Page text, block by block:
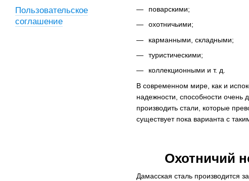
поварскими;
охотничьими;
карманными, складными;
туристическими;
коллекционными и т. д.
В современном мире, как и
надежности, способности очень
производить стали, которые
существует пока варианта с
Охотничий
Дамасская сталь производится
Пользовательское
соглашение